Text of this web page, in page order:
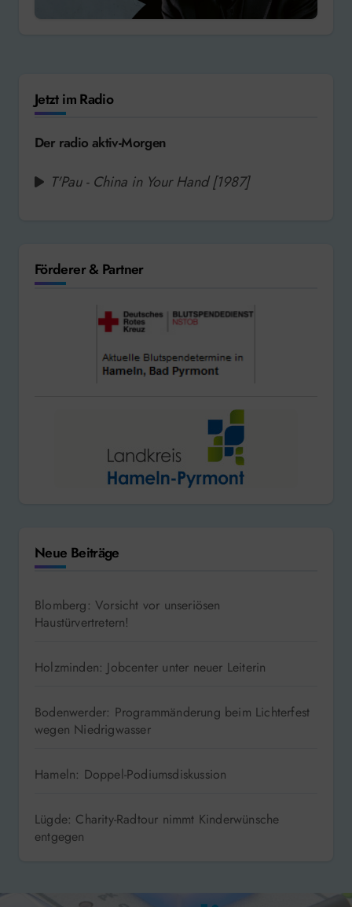
Jetzt im Radio
Der radio aktiv-Morgen
T'Pau - China in Your Hand [1987]
Förderer & Partner
Neue Beiträge
Blomberg: Vorsicht vor unseriösen
Haustürvertretern!
Holzminden: Jobcenter unter neuer Leiterin
Bodenwerder: Programmänderung beim Lichterfest
wegen Niedrigwasser
Hameln: Doppel-Podiumsdiskussion
Lügde: Charity-Radtour nimmt Kinderwünsche
entgegen